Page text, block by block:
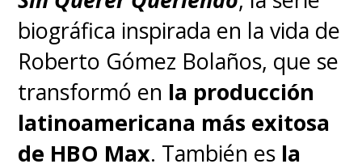
biográfica inspirada en la vida de
Roberto Gómez Bolaños, que se
transformó en la producción
latinoamericana más exitosa
de HBO Max. También es la